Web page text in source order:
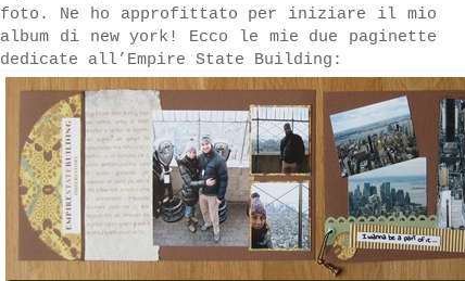
foto. Ne ho approfittato per iniziare il mio
album di new york! Ecco le mie due paginette
dedicate all’Empire State Building: